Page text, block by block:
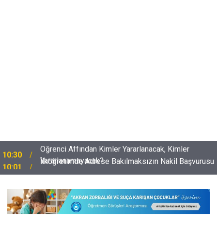
10:01
İlköğretimde Adrese Bakılmaksızın Nakil Başvurusu
Yapılabilecek Durumlar Netleşti